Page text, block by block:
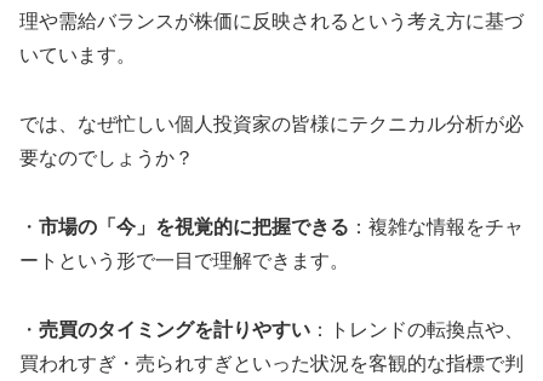
理や需給バランスが株価に反映されるという考え方に基づ
いています。
では、なぜ忙しい個人投資家の皆様にテクニカル分析が必
要なのでしょうか？
・ 市場の「今」を視覚的に把握できる ：複雑な情報をチャ
ートという形で一目で理解できます。
・ 売買のタイミングを計りやすい ：トレンドの転換点や、
買われすぎ・売られすぎといった状況を客観的な指標で判